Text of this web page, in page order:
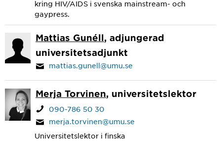
kring HIV/AIDS i svenska mainstream- och
gaypress.
Mattias Gunéll, adjungerad
universitetsadjunkt
mattias.gunell@umu.se
Merja Torvinen, universitetslektor
090-786 50 30
merja.torvinen@umu.se
Universitetslektor i finska